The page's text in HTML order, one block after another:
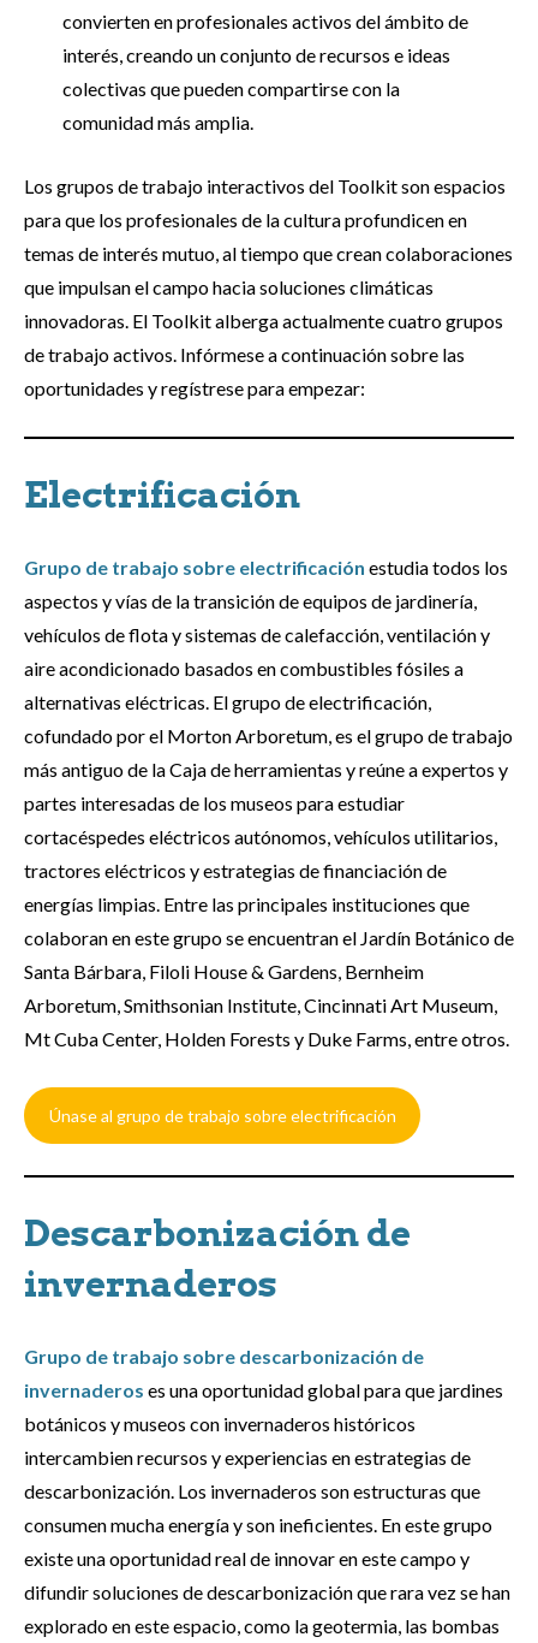
convierten en profesionales activos del ámbito de
interés, creando un conjunto de recursos e ideas
colectivas que pueden compartirse con la
comunidad más amplia.
Los grupos de trabajo interactivos del Toolkit son espacios
para que los profesionales de la cultura profundicen en
temas de interés mutuo, al tiempo que crean colaboraciones
que impulsan el campo hacia soluciones climáticas
innovadoras. El Toolkit alberga actualmente cuatro grupos
de trabajo activos. Infórmese a continuación sobre las
oportunidades y regístrese para empezar:
Electrificación
Grupo de trabajo sobre electrificación estudia todos los
aspectos y vías de la transición de equipos de jardinería,
vehículos de flota y sistemas de calefacción, ventilación y
aire acondicionado basados en combustibles fósiles a
alternativas eléctricas. El grupo de electrificación,
cofundado por el Morton Arboretum, es el grupo de trabajo
más antiguo de la Caja de herramientas y reúne a expertos y
partes interesadas de los museos para estudiar
cortacéspedes eléctricos autónomos, vehículos utilitarios,
tractores eléctricos y estrategias de financiación de
energías limpias. Entre las principales instituciones que
colaboran en este grupo se encuentran el Jardín Botánico de
Santa Bárbara, Filoli House & Gardens, Bernheim
Arboretum, Smithsonian Institute, Cincinnati Art Museum,
Mt Cuba Center, Holden Forests y Duke Farms, entre otros.
Únase al grupo de trabajo sobre electrificación
Descarbonización de
invernaderos
Grupo de trabajo sobre descarbonización de
invernaderos es una oportunidad global para que jardines
botánicos y museos con invernaderos históricos
intercambien recursos y experiencias en estrategias de
descarbonización. Los invernaderos son estructuras que
consumen mucha energía y son ineficientes. En este grupo
existe una oportunidad real de innovar en este campo y
difundir soluciones de descarbonización que rara vez se han
explorado en este espacio, como la geotermia, las bombas